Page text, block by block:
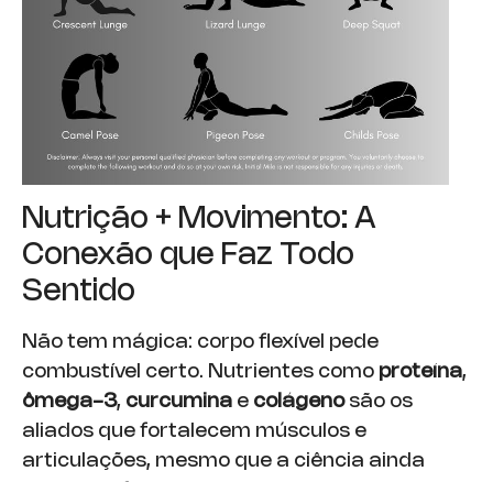
Nutrição + Movimento: A
Conexão que Faz Todo
Sentido
Não tem mágica: corpo flexível pede
combustível certo. Nutrientes como proteína,
ômega-3, curcumina e colágenosão os
aliados que fortalecem músculos e
articulações, mesmo que a ciência ainda